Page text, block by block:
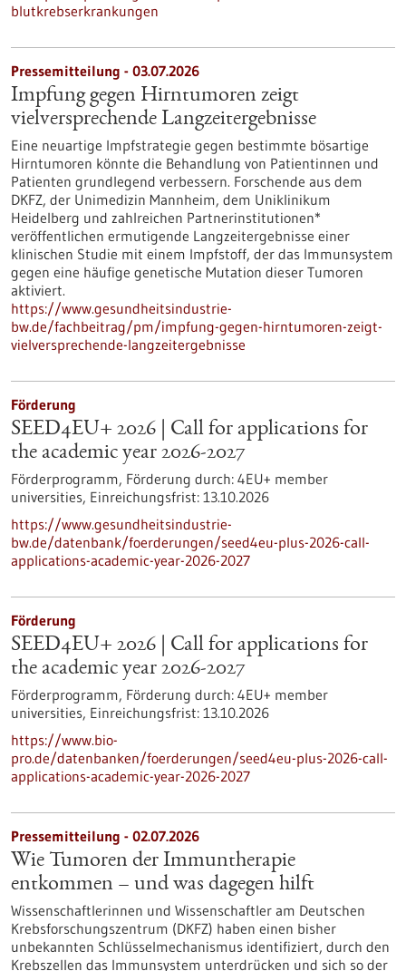
blutkrebserkrankungen
Pressemitteilung - 03.07.2026
Impfung gegen Hirntumoren zeigt
vielversprechende Langzeitergebnisse
Eine neuartige Impfstrategie gegen bestimmte bösartige
Hirntumoren könnte die Behandlung von Patientinnen und
Patienten grundlegend verbessern. Forschende aus dem
DKFZ, der Unimedizin Mannheim, dem Uniklinikum
Heidelberg und zahlreichen Partnerinstitutionen*
veröffentlichen ermutigende Langzeitergebnisse einer
klinischen Studie mit einem Impfstoff, der das Immunsystem
gegen eine häufige genetische Mutation dieser Tumoren
aktiviert.
https://www.gesundheitsindustrie-
bw.de/fachbeitrag/pm/impfung-gegen-hirntumoren-zeigt-
vielversprechende-langzeitergebnisse
Förderung
SEED4EU+ 2026 | Call for applications for
the academic year 2026-2027
Förderprogramm, Förderung durch: 4EU+ member
universities, Einreichungsfrist: 13.10.2026
https://www.gesundheitsindustrie-
bw.de/datenbank/foerderungen/seed4eu-plus-2026-call-
applications-academic-year-2026-2027
Förderung
SEED4EU+ 2026 | Call for applications for
the academic year 2026-2027
Förderprogramm, Förderung durch: 4EU+ member
universities, Einreichungsfrist: 13.10.2026
https://www.bio-
pro.de/datenbanken/foerderungen/seed4eu-plus-2026-call-
applications-academic-year-2026-2027
Pressemitteilung - 02.07.2026
Wie Tumoren der Immuntherapie
entkommen – und was dagegen hilft
Wissenschaftlerinnen und Wissenschaftler am Deutschen
Krebsforschungszentrum (DKFZ) haben einen bisher
unbekannten Schlüsselmechanismus identifiziert, durch den
Krebszellen das Immunsystem unterdrücken und sich so der